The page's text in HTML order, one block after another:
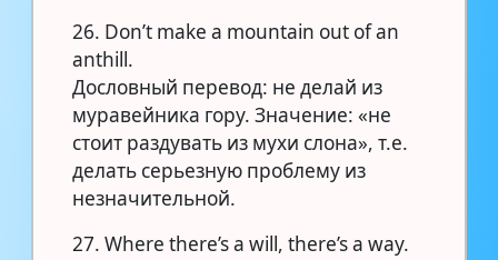
26. Don’t make a mountain out of an
anthill.
Дословный перевод: не делай из
муравейника гору. Значение: «не
стоит раздувать из мухи слона», т.е.
делать серьезную проблему из
незначительной.
27. Where there’s a will, there’s a way.